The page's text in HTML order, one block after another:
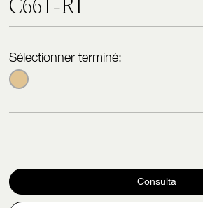
Sélectionner terminé:
Consulta